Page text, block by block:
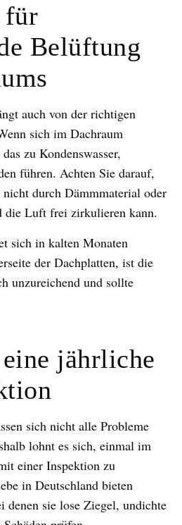
für
Belüftung
auch von der richtigen
sich im Dachraum
zu Kondenswasser,
führen. Achten Sie darauf,
durch Dämmmaterial oder
die Luft frei zirkulieren kann.
sich in kalten Monaten
der Dachplatten, ist die
unzureichend und sollte
jährliche
sich nicht alle Probleme
lohnt es sich, einmal im
einer Inspektion zu
in Deutschland bieten
denen sie lose Ziegel, undichte